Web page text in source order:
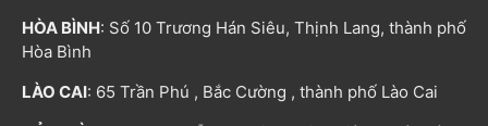
HÒA BÌNH: Số 10 Trương Hán Siêu, Thịnh Lang, thành phố
Hòa Bình
LÀO CAI: 65 Trần Phú , Bắc Cường , thành phố Lào Cai